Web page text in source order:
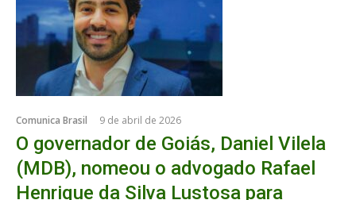
Comunica Brasil 9 de abril de 2026
O governador de Goiás, Daniel Vilela
(MDB), nomeou o advogado Rafael
Henrique da Silva Lustosa para